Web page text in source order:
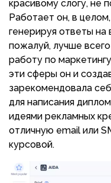
красивому слогу, не
Работает он, в
генерируя ответы
пожалуй, лучше
работу по
эти сферы он и
зарекомендовала
для написания
идеями рекламных
отличную email или
курсовой.